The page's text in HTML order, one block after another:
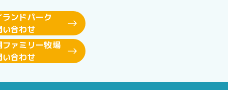
ンドパーク
い合わせ
ァミリー牧場
い合わせ